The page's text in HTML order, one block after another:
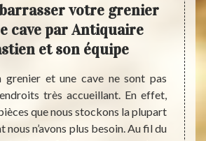
votre grenier
cave par Antiquaire
et son équipe
grenier et une cave ne sont pas
très accueillant. En effet,
que nous stockons la plupart
nous n’avons plus besoin. Au fil du
une